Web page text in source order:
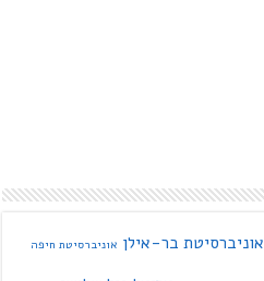
אוניברסיטת בר-אילן אוניברסיטת חיפה